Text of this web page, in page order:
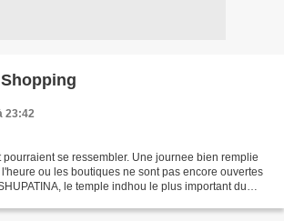
23:42
pourraient se ressembler. Une journee bien remplie
ou les boutiques ne sont pas encore ouvertes
le temple indhou le plus important du